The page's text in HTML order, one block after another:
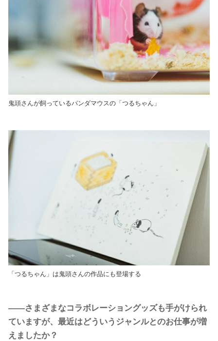
鬼頭さんが飼っているパンダマウスの「つるちゃん」
「つるちゃん」は鬼頭さんの作品にも登場する
――さまざまなコラボレーショングッズも手がけられ
ていますが、最近はどういうジャンルとのお仕事が増
えましたか？